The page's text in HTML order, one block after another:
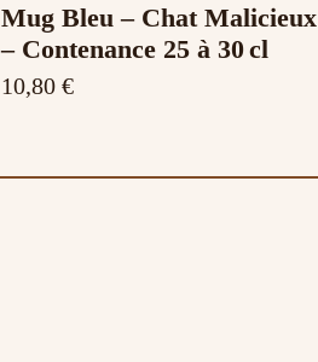
Mug Bleu – Chat Malicieux
– Contenance 25 à 30 cl
10,80 €